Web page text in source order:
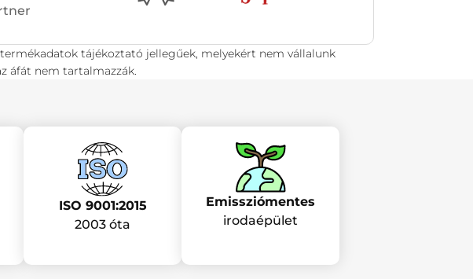
tájékoztató jellegűek, melyekért nem vállalunk
áfát nem tartalmazzák.
ISO 9001:2015
2003 óta
Emissziómentes
irodaépület